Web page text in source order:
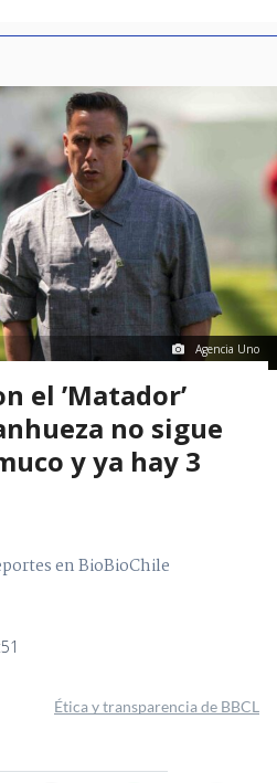
Agencia Uno
el ’Matador’
no sigue
y ya hay 3
en BioBioChile
Ética y transparencia de BBCL